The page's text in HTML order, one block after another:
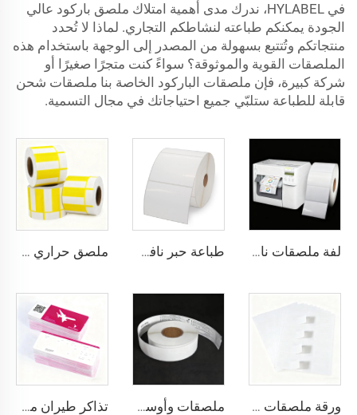
في HYLABEL، ندرك مدى أهمية امتلاك ملصق باركود عالي
الجودة يمكنكم طباعته لنشاطكم التجاري. لماذا لا تُحدد
منتجاتكم وتُتتبع بسهولة من المصدر إلى الوجهة باستخدام هذه
الملصقات القوية والموثوقة؟ سواءً كنت متجرًا صغيرًا أو
شركة كبيرة، فإن ملصقات الباركود الخاصة بنا ملصقات شحن
قابلة للطباعة ستلبّي جميع احتياجاتك في مجال التسمية.
لفة ملصقات نافثة للحبر من ورق لاصق صناعي عالي اللمعان غير لامع، بحجم حسب الطلب، مستمر، بعرض 102 مم و216 مم طباعة حبر نافث على فيلم BOPP أبيض، ملصقات BOPP، ملصق PP، ورق صناعي، ملصق فريزر ملصق حراري مخصص بالألوان مع باركود وسعر، بطاقات أسعار من ورق كرتون علوي للسوبرماركت
ورقة ملصقات بحجم A4، سطح غير لامع من ورق فيلوم خالي من الخشونة، ملصق باركود، ورقة ملصقات A4 مقاس 8.5x11 بوصة للطابعة الليزرية وطابعة الحبر النفاث ملصقات وأوسمة حقائب طيران وصعود الطائرة، ورق حراري صناعي، فيلم BOPP حراري مباشر، وسمة أمتعة لتتبع الحقائب تذاكر طيران مطبوعة حسب الطلب على كرتون حراري، تذكرة طيران، بطاقة صعود الطائرة، أوراق تذاكر طيران